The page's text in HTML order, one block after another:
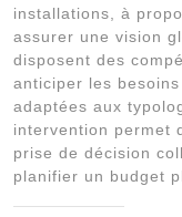
installations, à
assurer une vision
disposent des
anticiper les
adaptées aux
intervention permet
prise de décision
planifier un budget